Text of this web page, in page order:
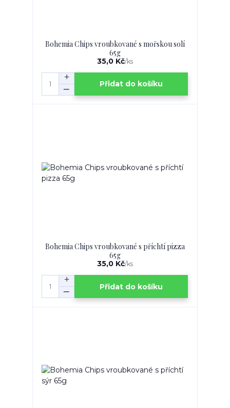
Bohemia Chips vroubkované s mořskou solí
65g
35,0 Kč/ks
Přidat do košíku
Bohemia Chips vroubkované s příchtí pizza
65g
35,0 Kč/ks
Přidat do košíku